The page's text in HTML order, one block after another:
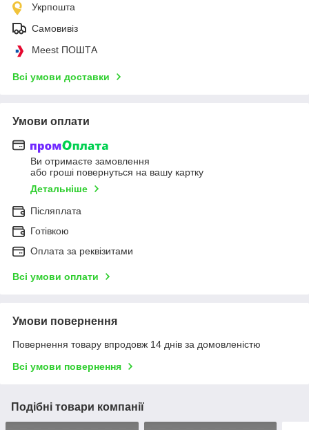
Укрпошта
Самовивіз
Meest ПОШТА
Всі умови доставки
Умови оплати
Ви отримаєте замовлення
або гроші повернуться на вашу картку
Детальніше
Післяплата
Готівкою
Оплата за реквізитами
Всі умови оплати
Умови повернення
Повернення товару впродовж 14 днів за домовленістю
Всі умови повернення
Подібні товари компанії